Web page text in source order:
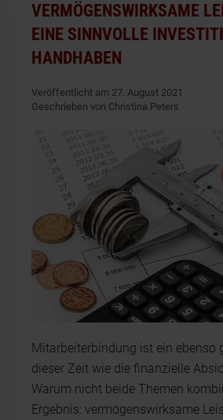
VERMÖGENSWIRKSAME
EINE SINNVOLLE
HANDHABEN
Veröffentlicht am 27. August 2021
Geschrieben von Christina Peters
Mitarbeiterbindung ist ein ebenso
dieser Zeit wie die finanzielle
Warum nicht beide Themen
Ergebnis: vermögenswirksame